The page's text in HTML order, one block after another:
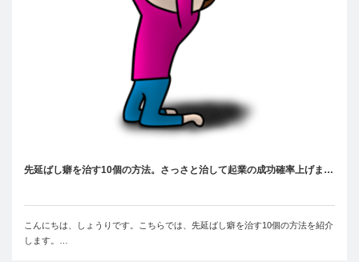
先延ばし癖を治す10個の方法。さっさと治して起業の成功確率上げま…
こんにちは、しょうりです。こちらでは、先延ばし癖を治す10個の方法を紹介
します。…